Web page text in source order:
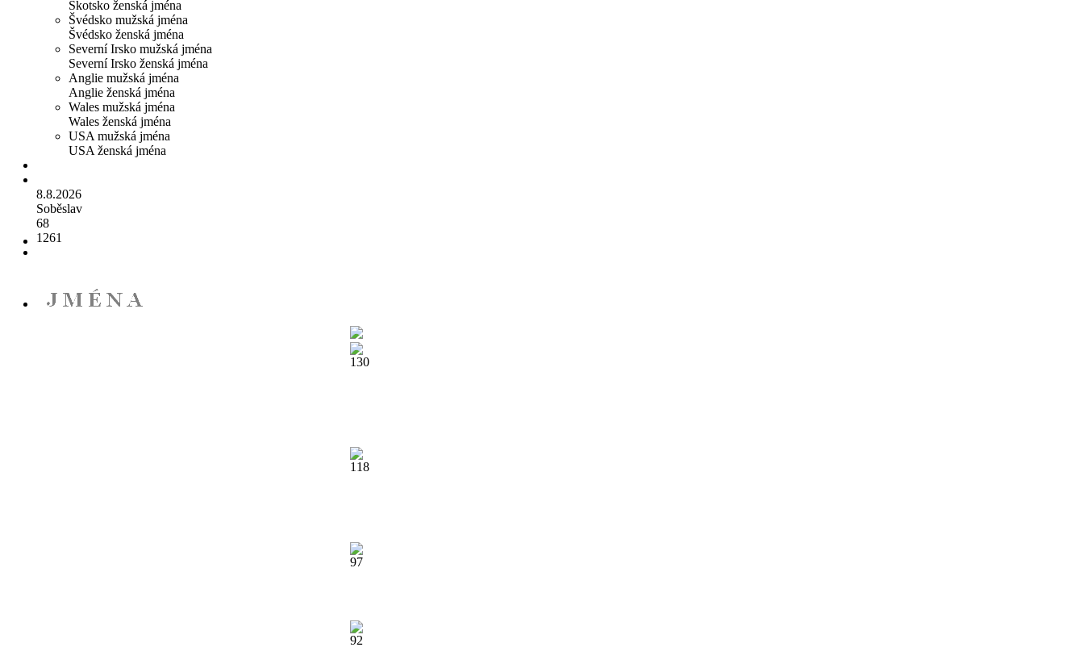
Skotsko ženská jména
Švédsko mužská jména
Švédsko ženská jména
Severní Irsko mužská jména
Severní Irsko ženská jména
Anglie mužská jména
Anglie ženská jména
Wales mužská jména
Wales ženská jména
USA mužská jména
USA ženská jména
8.8.2026
Soběslav
68
1261